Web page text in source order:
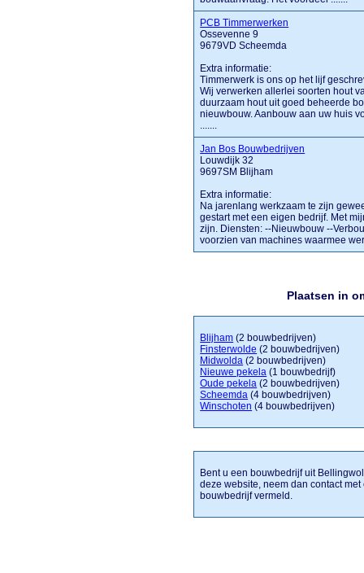
PCB Timmerwerken
Ossevenne 9
9679VD Scheemda
Extra informatie:
Timmerwerk is ons op het lijf
Wij verwerken allerlei soorten hout
duurzaam hout uit goed beheerde
nieuwbouw. Aanbouw aan uw huis
.......
Jan Bos Bouwbedrijven
Louwdijk 32
9697SM Blijham
Extra informatie:
Na jarenlang werkzaam te zijn
gestart met een eigen bedrijf. Met
zijn. Diensten: --Nieuwbouw --
voorzien van machines waarmee
Plaatsen in
Blijham (2 bouwbedrijven)
Finsterwolde (2 bouwbedrijven)
Midwolda (2 bouwbedrijven)
Nieuwe pekela (1 bouwbedrijf)
Oude pekela (2 bouwbedrijven)
Scheemda (4 bouwbedrijven)
Winschoten (4 bouwbedrijven)
Bent u een bouwbedrijf uit
deze website, neem dan contact
bouwbedrijf vermeld.